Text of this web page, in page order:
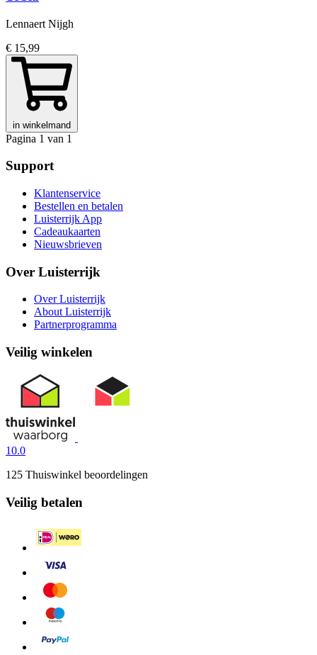
Lennaert Nijgh
€ 15,99
in winkelmand
Pagina 1 van 1
Support
Klantenservice
Bestellen en betalen
Luisterrijk App
Cadeaukaarten
Nieuwsbrieven
Over Luisterrijk
Over Luisterrijk
About Luisterrijk
Partnerprogramma
Veilig winkelen
10.0
125 Thuiswinkel beoordelingen
Veilig betalen